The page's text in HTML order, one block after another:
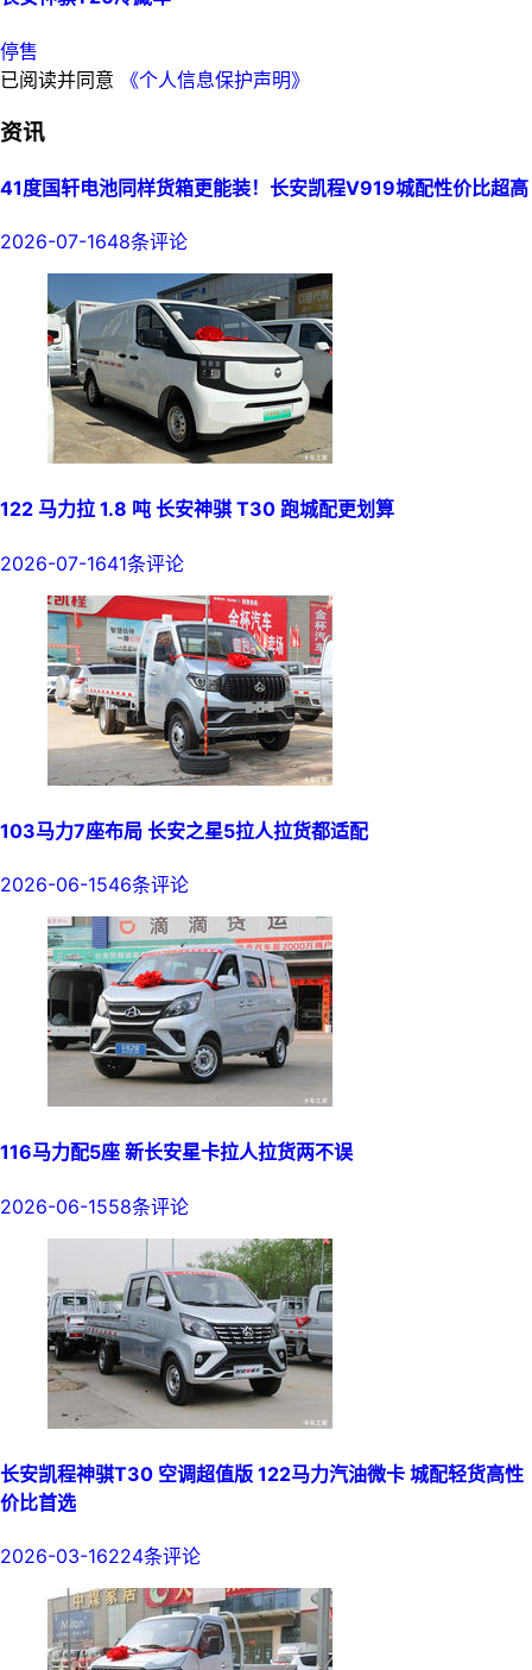
停售
已阅读并同意 《个人信息保护声明》
资讯
41度国轩电池同样货箱更能装！长安凯程V919城配性价比超高
2026-07-1648条评论
122 马力拉 1.8 吨 长安神骐 T30 跑城配更划算
2026-07-1641条评论
103马力7座布局 长安之星5拉人拉货都适配
2026-06-1546条评论
116马力配5座 新长安星卡拉人拉货两不误
2026-06-1558条评论
长安凯程神骐T30 空调超值版 122马力汽油微卡 城配轻货高性
价比首选
2026-03-16224条评论